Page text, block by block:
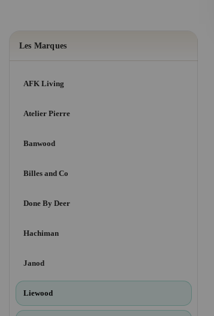
Les Marques
AFK Living
Atelier Pierre
Banwood
Billes and Co
Done By Deer
Hachiman
Janod
Liewood